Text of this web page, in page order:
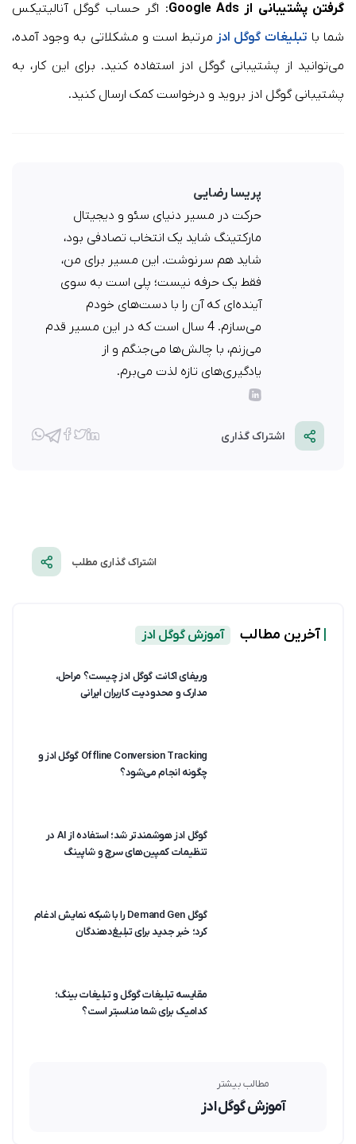
گرفتن پشتیبانی از Google Ads
: اگر حساب گوگل آنالیتیکس
شما با تبلیغات گوگل ادز مرتبط است و مشکلاتی به وجود آمده،
می‌توانید از پشتیبانی گوگل ادز استفاده کنید. برای این کار، به
پشتیبانی گوگل ادز بروید و درخواست کمک ارسال کنید.
پریسا رضایی
حرکت در مسیر دنیای سئو و دیجیتال
مارکتینگ شاید یک انتخاب تصادفی بود،
شاید هم سرنوشت. این مسیر برای من،
فقط یک حرفه نیست؛ پلی است به سوی
آینده‌ای که آن را با دست‌های خودم
می‌سازم. 4 سال است که در این مسیر قدم
می‌زنم، با چالش‌ها می‌جنگم و از
یادگیری‌های تازه لذت می‌برم.
اشتراک گذاری
اشتراک گذاری مطلب
آخرین مطالب آموزش گوگل ادز
وریفای اکانت گوگل ادز چیست؟ مراحل،
مدارک و محدودیت کاربران ایرانی
Offline Conversion Tracking گوگل ادز و
چگونه انجام می‌شود؟
گوگل ادز هوشمندتر شد؛ استفاده از AI در
تنظیمات کمپین‌های سرچ و شاپینگ
گوگل Demand Gen را با شبکه نمایش ادغام
کرد؛ خبر جدید برای تبلیغ‌دهندگان
مقایسه تبلیغات گوگل و تبلیغات بینگ؛
کدامیک برای شما مناسبتر است؟
مطالب بیشتر
آموزش گوگل ادز